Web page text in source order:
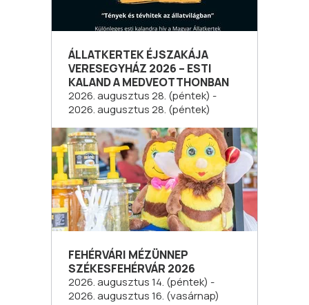
ÁLLATKERTEK ÉJSZAKÁJA
VERESEGYHÁZ 2026 – ESTI
KALAND A MEDVEOTTHONBAN
2026. augusztus 28. (péntek) -
2026. augusztus 28. (péntek)
FEHÉRVÁRI MÉZÜNNEP
SZÉKESFEHÉRVÁR 2026
2026. augusztus 14. (péntek) -
2026. augusztus 16. (vasárnap)